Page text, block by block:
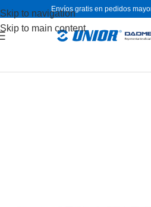
Skip to navigation
Skip to main content
Envíos gratis en pedidos